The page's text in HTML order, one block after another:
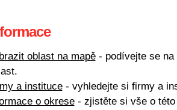
oblast na mapě- podívejte se na
a instituce- vyhledejte si firmy a
o okrese- zjistěte si vše o této